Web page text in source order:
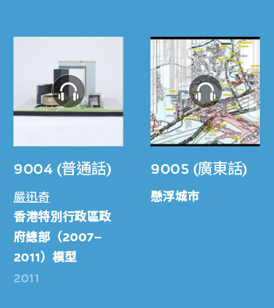
9004 (普通話)
嚴迅奇
香港特別行政區政
府總部（2007–
2011）模型
2011
9005 (廣東話)
懸浮城巿